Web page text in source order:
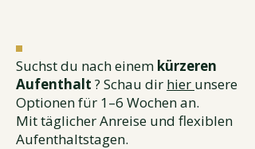
Suchst du nach einem kürzeren
Aufenthalt ? Schau dir hier unsere
Optionen für 1–6 Wochen an.
Mit täglicher Anreise und flexiblen
Aufenthaltstagen.